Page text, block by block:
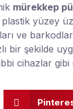
mürekkep
yüzey
ve
bir şekilde
cihazlar gibi